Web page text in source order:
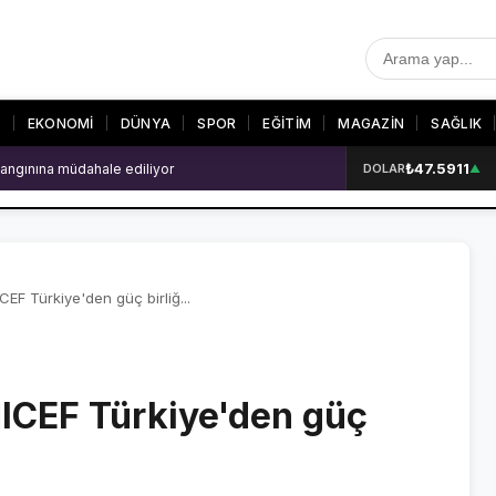
EKONOMİ DÜNYA SPOR EĞİTİM MAGAZİN SAĞLIK
SON DAKİKA
VİDEO GALERİ
GALERİLER
2 ölü DOLAR₺47.5911▲
Türkiye'den güç birliğ...
Türkiye'den güç